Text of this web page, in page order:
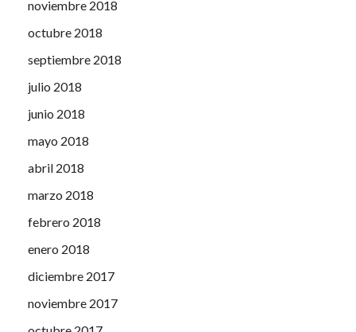
noviembre 2018
octubre 2018
septiembre 2018
julio 2018
junio 2018
mayo 2018
abril 2018
marzo 2018
febrero 2018
enero 2018
diciembre 2017
noviembre 2017